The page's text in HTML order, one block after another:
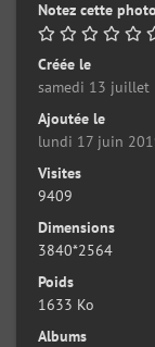
Notez cette photo
Créée le
samedi 13 juillet
Ajoutée le
lundi 17 juin
Visites
9409
Dimensions
3840*2564
Poids
1633 Ko
Albums